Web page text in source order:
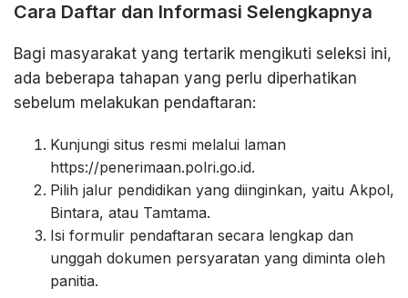
Cara Daftar dan Informasi Selengkapnya
Bagi masyarakat yang tertarik mengikuti seleksi ini,
ada beberapa tahapan yang perlu diperhatikan
sebelum melakukan pendaftaran:
Kunjungi situs resmi melalui laman
https://penerimaan.polri.go.id.
Pilih jalur pendidikan yang diinginkan, yaitu Akpol,
Bintara, atau Tamtama.
Isi formulir pendaftaran secara lengkap dan
unggah dokumen persyaratan yang diminta oleh
panitia.